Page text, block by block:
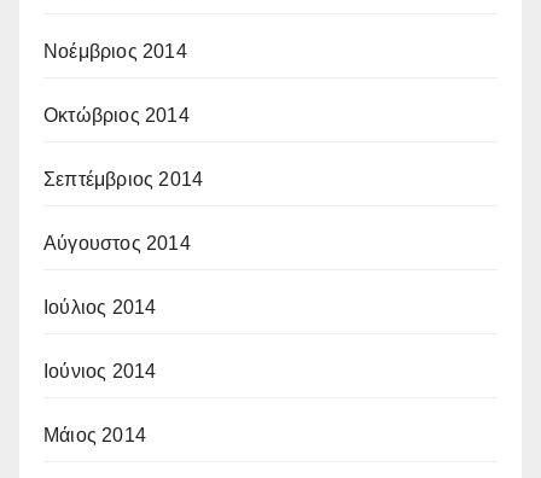
Νοέμβριος 2014
Οκτώβριος 2014
Σεπτέμβριος 2014
Αύγουστος 2014
Ιούλιος 2014
Ιούνιος 2014
Μάιος 2014